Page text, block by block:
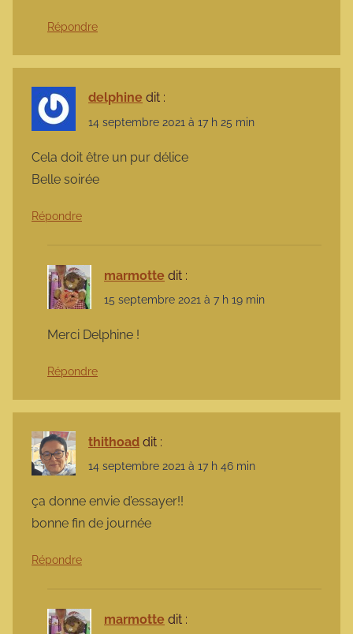
Répondre
delphine dit :
14 septembre 2021 à 17 h 25 min
Cela doit être un pur délice
Belle soirée
Répondre
marmotte dit :
15 septembre 2021 à 7 h 19 min
Merci Delphine !
Répondre
thithoad dit :
14 septembre 2021 à 17 h 46 min
ça donne envie d’essayer!!
bonne fin de journée
Répondre
marmotte dit :